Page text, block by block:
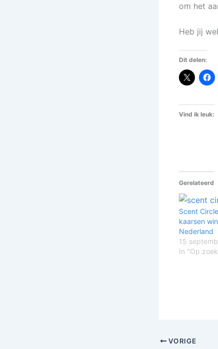
om het
Heb jij
Dit delen:
Vind ik leuk:
Gerelateerd
Scent
kaarsen
Nederland
15
In "Op
VORIGE